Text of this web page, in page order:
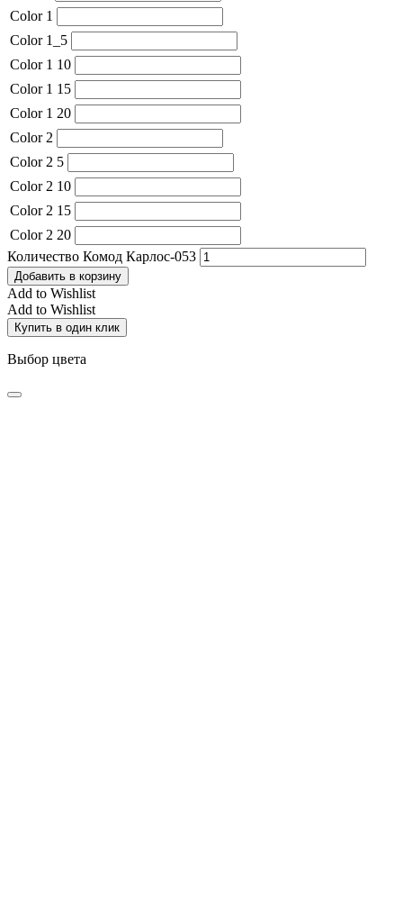
Color 1
Color 1_5
Color 1 10
Color 1 15
Color 1 20
Color 2
Color 2 5
Color 2 10
Color 2 15
Color 2 20
Количество Комод Карлос-053
Добавить в корзину
Add to Wishlist
Add to Wishlist
Купить в один клик
Выбор цвета